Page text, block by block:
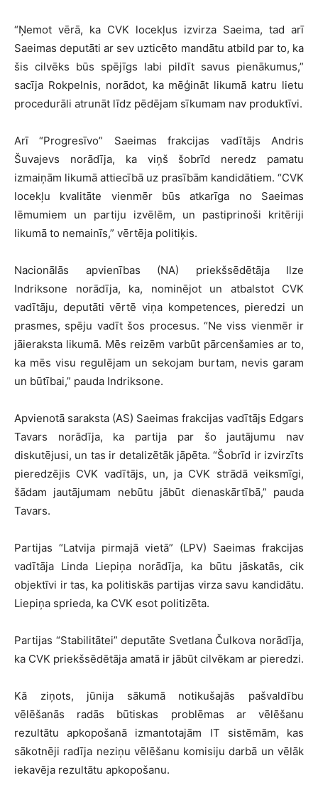
“Ņemot vērā, ka CVK locekļus izvirza Saeima, tad arī
Saeimas deputāti ar sev uzticēto mandātu atbild par to, ka
šis cilvēks būs spējīgs labi pildīt savus pienākumus,”
sacīja Rokpelnis, norādot, ka mēģināt likumā katru lietu
procedurāli atrunāt līdz pēdējam sīkumam nav produktīvi.
Arī “Progresīvo” Saeimas frakcijas vadītājs Andris
Šuvajevs norādīja, ka viņš šobrīd neredz pamatu
izmaiņām likumā attiecībā uz prasībām kandidātiem. “CVK
locekļu kvalitāte vienmēr būs atkarīga no Saeimas
lēmumiem un partiju izvēlēm, un pastiprinoši kritēriji
likumā to nemainīs,” vērtēja politiķis.
Nacionālās apvienības (NA) priekšsēdētāja Ilze
Indriksone norādīja, ka, nominējot un atbalstot CVK
vadītāju, deputāti vērtē viņa kompetences, pieredzi un
prasmes, spēju vadīt šos procesus. “Ne viss vienmēr ir
jāieraksta likumā. Mēs reizēm varbūt pārcenšamies ar to,
ka mēs visu regulējam un sekojam burtam, nevis garam
un būtībai,” pauda Indriksone.
Apvienotā saraksta (AS) Saeimas frakcijas vadītājs Edgars
Tavars norādīja, ka partija par šo jautājumu nav
diskutējusi, un tas ir detalizētāk jāpēta. “Šobrīd ir izvirzīts
pieredzējis CVK vadītājs, un, ja CVK strādā veiksmīgi,
šādam jautājumam nebūtu jābūt dienaskārtībā,” pauda
Tavars.
Partijas “Latvija pirmajā vietā” (LPV) Saeimas frakcijas
vadītāja Linda Liepiņa norādīja, ka būtu jāskatās, cik
objektīvi ir tas, ka politiskās partijas virza savu kandidātu.
Liepiņa sprieda, ka CVK esot politizēta.
Partijas “Stabilitātei” deputāte Svetlana Čulkova norādīja,
ka CVK priekšsēdētāja amatā ir jābūt cilvēkam ar pieredzi.
Kā ziņots, jūnija sākumā notikušajās pašvaldību
vēlēšanās radās būtiskas problēmas ar vēlēšanu
rezultātu apkopošanā izmantotajām IT sistēmām, kas
sākotnēji radīja neziņu vēlēšanu komisiju darbā un vēlāk
iekavēja rezultātu apkopošanu.